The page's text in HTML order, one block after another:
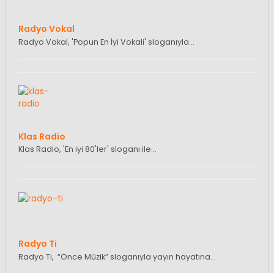
Radyo Vokal
Radyo Vokal, 'Popun En İyi Vokali' sloganıyla…
Klas Radio
Klas Radio, 'En iyi 80'ler' sloganı ile…
Radyo Ti
Radyo Ti, “Önce Müzik” sloganıyla yayın hayatına…